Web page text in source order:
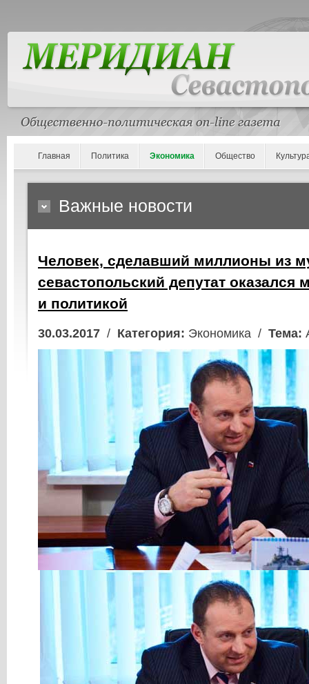
Главная Политика Экономика Общество
Важные новости
Человек, сделавший миллионы из
севастопольский депутат оказался
и политикой
30.03.2017 / Категория: Экономика / Тема: